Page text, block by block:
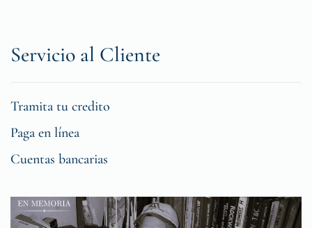
Servicio al Cliente
Tramita tu credito
Paga en línea
Cuentas bancarias